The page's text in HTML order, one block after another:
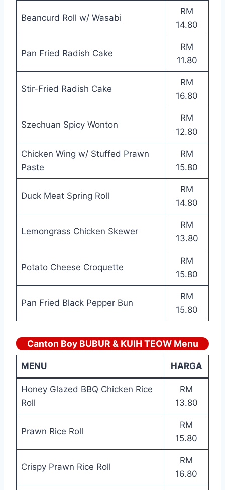
Beancurd Roll w/ Wasabi
RM
14.80
Pan Fried Radish Cake
RM
11.80
Stir-Fried Radish Cake
RM
16.80
Szechuan Spicy Wonton
RM
12.80
Chicken Wing w/ Stuffed Prawn
Paste
RM
15.80
Duck Meat Spring Roll
RM
14.80
Lemongrass Chicken Skewer
RM
13.80
Potato Cheese Croquette
RM
15.80
Pan Fried Black Pepper Bun
RM
15.80
Canton Boy BUBUR & KUIH TEOW Menu
MENU HARGA
Honey Glazed BBQ Chicken Rice
Roll
RM
13.80
Prawn Rice Roll
RM
15.80
Crispy Prawn Rice Roll
RM
16.80